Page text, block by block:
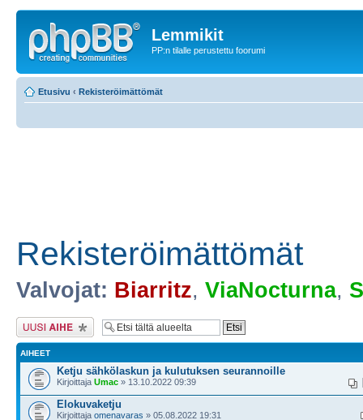
Lemmikit
PP:n tilalle perustettu foorumi
Etusivu ‹ Rekisteröimättömät
Rekisteröimättömät
Valvojat: Biarritz, ViaNocturna,
Lähetä uusi viesti
AIHEET
Ketju sähkölaskun ja kulutuksen seurannoille
Kirjoittaja Umac » 13.10.2022 09:39
Elokuvaketju
Kirjoittaja omenavaras » 05.08.2022 19:31